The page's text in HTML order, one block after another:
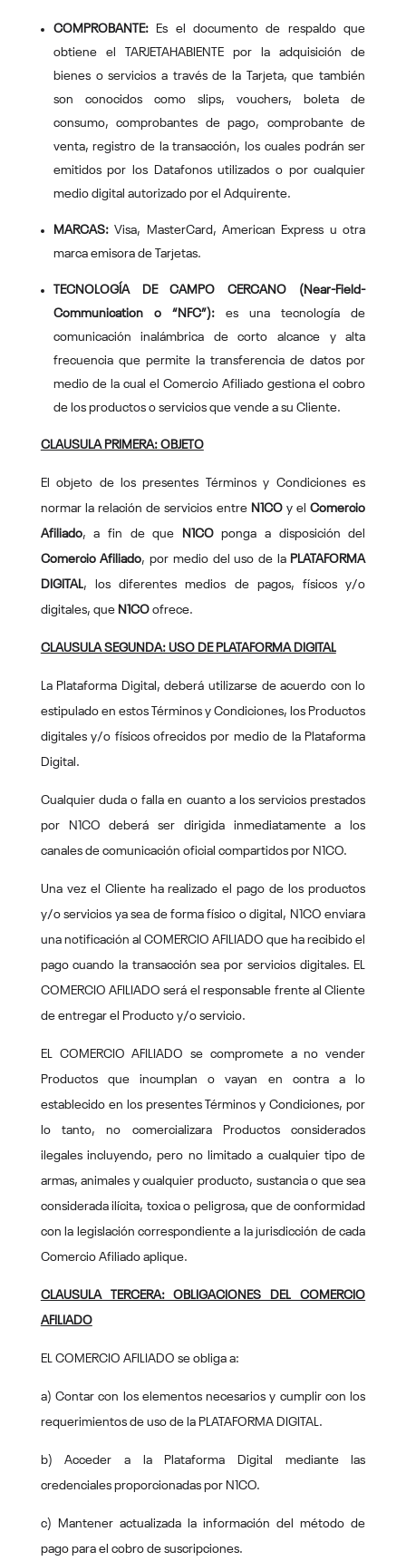
COMPROBANTE:Es el documento de respaldo que
obtiene el TARJETAHABIENTE por la adquisición de
bienes o servicios a través de la Tarjeta, que también
son conocidos como slips, vouchers, boleta de
consumo, comprobantes de pago, comprobante de
venta, registro de la transacción, los cuales podrán ser
emitidos por los Datafonos utilizados o por cualquier
medio digital autorizado por el Adquirente.
MARCAS:Visa, MasterCard, American Express u otra
marca emisora de Tarjetas.
TECNOLOGÍA DE CAMPO CERCANO (Near-Field-
Communication o “NFC”):es una tecnología de
comunicación inalámbrica de corto alcance y alta
frecuencia que permite la transferencia de datos por
medio de la cual el Comercio Afiliado gestiona el cobro
de los productos o servicios que vende a su Cliente.
CLAUSULA PRIMERA: OBJETO
El objeto de los presentes Términos y Condiciones es
normar la relación de servicios entreN1COy elComercio
Afiliado, a fin de que N1COponga a disposición del
Comercio Afiliado, por medio del uso de la PLATAFORMA
DIGITAL, los diferentes medios de pagos, físicos y/o
digitales, que N1COofrece.
CLAUSULA SEGUNDA: USO DE PLATAFORMA DIGITAL
La Plataforma Digital, deberá utilizarse de acuerdo con lo
estipulado en estos Términos y Condiciones, los Productos
digitales y/o físicos ofrecidos por medio de la Plataforma
Digital.
Cualquier duda o falla en cuanto a los servicios prestados
por N1CO deberá ser dirigida inmediatamente a los
canales de comunicación oficial compartidos por N1CO.
Una vez el Cliente ha realizado el pago de los productos
y/o servicios ya sea de forma físico o digital, N1CO enviara
una notificación al COMERCIO AFILIADO que ha recibido el
pago cuando la transacción sea por servicios digitales. EL
COMERCIO AFILIADO será el responsable frente al Cliente
de entregar el Producto y/o servicio.
EL COMERCIO AFILIADO se compromete a no vender
Productos que incumplan o vayan en contra a lo
establecido en los presentes Términos y Condiciones, por
lo tanto, no comercializara Productos considerados
ilegales incluyendo, pero no limitado a cualquier tipo de
armas, animales y cualquier producto, sustancia o que sea
considerada ilícita, toxica o peligrosa, que de conformidad
con la legislación correspondiente a la jurisdicción de cada
Comercio Afiliado aplique.
CLAUSULA TERCERA: OBLIGACIONES DEL COMERCIO
AFILIADO
EL COMERCIO AFILIADO se obliga a:
a) Contar con los elementos necesarios y cumplir con los
requerimientos de uso de la PLATAFORMA DIGITAL.
b) Acceder a la Plataforma Digital mediante las
credenciales proporcionadas por N1CO.
c) Mantener actualizada la información del método de
pago para el cobro de suscripciones.